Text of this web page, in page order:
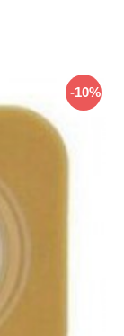
-10%